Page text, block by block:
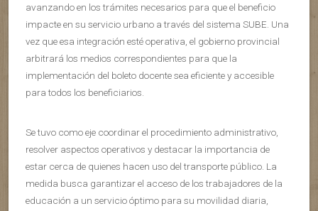
avanzando en los trámites necesarios para que el beneficio
impacte en su servicio urbano a través del sistema SUBE. Una
vez que esa integración esté operativa, el gobierno provincial
arbitrará los medios correspondientes para que la
implementación del boleto docente sea eficiente y accesible
para todos los beneficiarios.
Se tuvo como eje coordinar el procedimiento administrativo,
resolver aspectos operativos y destacar la importancia de
estar cerca de quienes hacen uso del transporte público. La
medida busca garantizar el acceso de los trabajadores de la
educación a un servicio óptimo para su movilidad diaria,